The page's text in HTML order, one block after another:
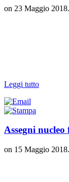
on 23 Maggio 2018.
Leggi tutto
Assegni
on 15 Maggio 2018.